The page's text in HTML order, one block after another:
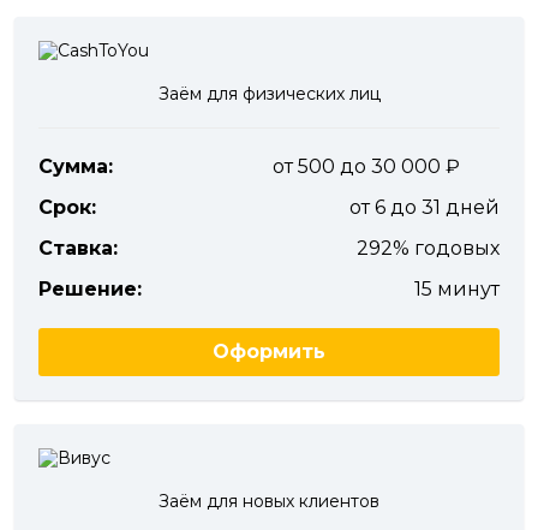
Заём для физических лиц
Сумма:
от 500 до 30 000
Срок:
от 6 до 31 дней
Ставка:
292% годовых
Решение:
15 минут
Оформить
Заём для новых клиентов